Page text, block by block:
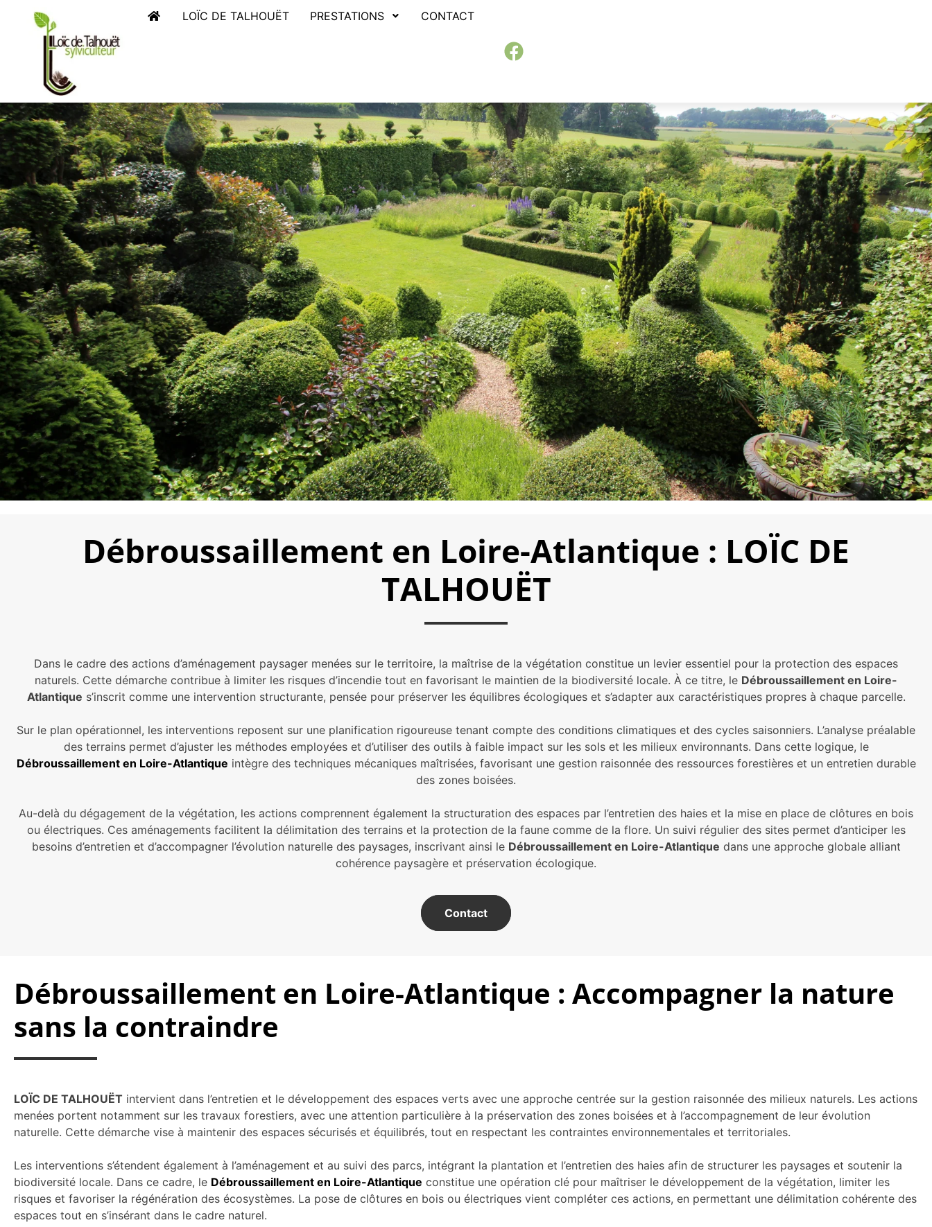
LOÏC DE TALHOUËT PRESTATIONS CONTACT
Débroussaillement en Loire-Atlantique : LOÏC DE
TALHOUËT
Dans le cadre des actions d’aménagement paysager menées sur le territoire, la maîtrise de la végétation constitue un levier essentiel pour la protection des espaces
naturels. Cette démarche contribue à limiter les risques d’incendie tout en favorisant le maintien de la biodiversité locale. À ce titre, le Débroussaillement en Loire-
Atlantique s’inscrit comme une intervention structurante, pensée pour préserver les équilibres écologiques et s’adapter aux caractéristiques propres à chaque parcelle.
Sur le plan opérationnel, les interventions reposent sur une planification rigoureuse tenant compte des conditions climatiques et des cycles saisonniers. L’analyse préalable
des terrains permet d’ajuster les méthodes employées et d’utiliser des outils à faible impact sur les sols et les milieux environnants. Dans cette logique, le
Débroussaillement en Loire-Atlantique intègre des techniques mécaniques maîtrisées, favorisant une gestion raisonnée des ressources forestières et un entretien durable
des zones boisées.
Au-delà du dégagement de la végétation, les actions comprennent également la structuration des espaces par l’entretien des haies et la mise en place de clôtures en bois
ou électriques. Ces aménagements facilitent la délimitation des terrains et la protection de la faune comme de la flore. Un suivi régulier des sites permet d’anticiper les
besoins d’entretien et d’accompagner l’évolution naturelle des paysages, inscrivant ainsi le Débroussaillement en Loire-Atlantique dans une approche globale alliant
cohérence paysagère et préservation écologique.
Contact
Débroussaillement en Loire-Atlantique : Accompagner la nature
sans la contraindre
LOÏC DE TALHOUËT intervient dans l’entretien et le développement des espaces verts avec une approche centrée sur la gestion raisonnée des milieux naturels. Les actions
menées portent notamment sur les travaux forestiers, avec une attention particulière à la préservation des zones boisées et à l’accompagnement de leur évolution
naturelle. Cette démarche vise à maintenir des espaces sécurisés et équilibrés, tout en respectant les contraintes environnementales et territoriales.
Les interventions s’étendent également à l’aménagement et au suivi des parcs, intégrant la plantation et l’entretien des haies afin de structurer les paysages et soutenir la
biodiversité locale. Dans ce cadre, le Débroussaillement en Loire-Atlantique constitue une opération clé pour maîtriser le développement de la végétation, limiter les
risques et favoriser la régénération des écosystèmes. La pose de clôtures en bois ou électriques vient compléter ces actions, en permettant une délimitation cohérente des
espaces tout en s’insérant dans le cadre naturel.